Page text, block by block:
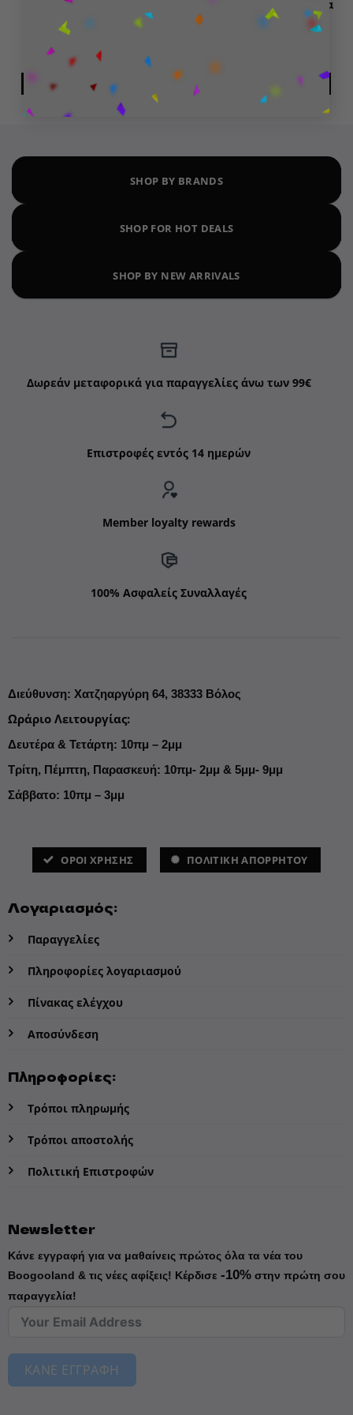
Star Wars The
Mandalorian Bust
Αγαλματίδιο Bo-Katan
129,99
ΠΡΟΣΘΉΚΗ ΣΤΟ ΚΑΛΆΘΙ
Marvel Legends Φιγούρα
Δράσης Iron Man Mark
ΔΙΑΒΆΣΤΕ ΠΕΡΙΣΣΌΤΕΡΑ
SHOP BY BRANDS
SHOP FOR HOT DEALS
SHOP BY NEW ARRIVALS
Δωρεάν μεταφορικά για παραγγελίες άνω των 99€
Επιστροφές εντός 14 ημερών
Member loyalty rewards
100% Ασφαλείς Συναλλαγές
Διεύθυνση: Χατζηαργύρη 64, 38333 Βόλος
Ωράριο Λειτουργίας:
Δευτέρα & Τετάρτη: 10πμ – 2μμ
Τρίτη, Πέμπτη, Παρασκευή: 10πμ- 2μμ & 5μμ- 9μμ
Σάββατο: 10πμ – 3μμ
ΌΡΟΙ ΧΡΗΣΗΣ ΠΟΛΙΤΙΚΗ ΑΠΟΡΡΗΤΟΥ
Λογαριασμός:
Παραγγελίες
Πληροφορίες λογαριασμού
Πίνακας ελέγχου
Αποσύνδεση
Πληροφορίες:
Τρόποι πληρωμής
Τρόποι αποστολής
Πολιτική Επιστροφών
Newsletter
Κάνε εγγραφή για να μαθαίνεις πρώτος όλα τα νέα του
Boogooland & τις νέες αφίξεις! Κέρδισε -10%στην πρώτη σου
παραγγελία!
ΚΑΝΕ ΕΓΓΡΑΦΗ